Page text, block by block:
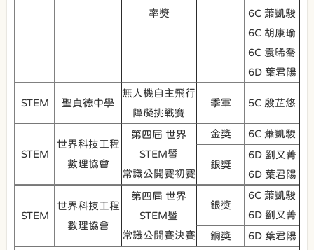
率獎
6C 蕭凱駿
6C 胡康瑜
6C 袁晞喬
6D 葉君陽
STEM 聖貞德中學
無人機自主飛行
障礙挑戰賽
季軍 5C 殷芷悠
STEM
世界科技工程
數理協會
第四屆 世界
STEM暨
常識公開賽初賽
金獎 6C 蕭凱駿
銀獎
6D 劉又菁
6D 葉君陽
STEM
世界科技工程
數理協會
第四屆 世界
STEM暨
常識公開賽決賽
銀獎
6C 蕭凱駿
6D 劉又菁
銅獎
6D 葉君陽